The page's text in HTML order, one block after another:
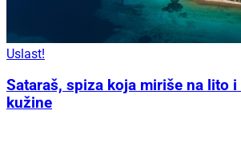
Uslast!
Sataraš, spiza koja miriše na lito
kužine